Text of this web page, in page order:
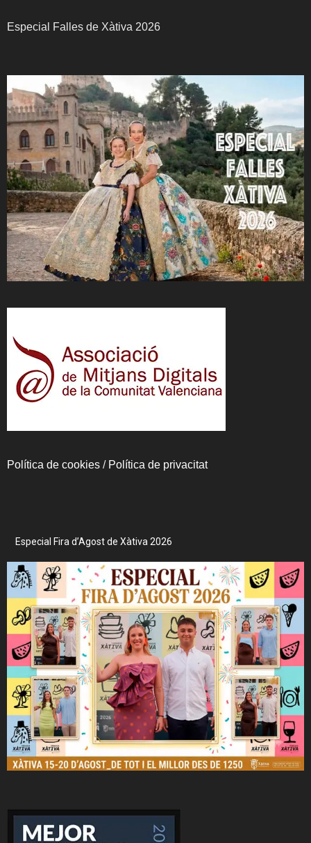
Especial Falles de Xàtiva 2026
Política de cookies / Política de privacitat
Especial Fira d’Agost de Xàtiva 2026